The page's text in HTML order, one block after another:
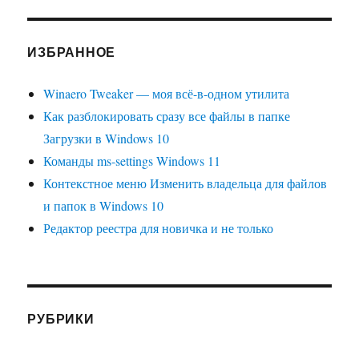
ИЗБРАННОЕ
Winaero Tweaker — моя всё-в-одном утилита
Как разблокировать сразу все файлы в папке
Загрузки в Windows 10
Команды ms-settings Windows 11
Контекстное меню Изменить владельца для файлов
и папок в Windows 10
Редактор реестра для новичка и не только
РУБРИКИ